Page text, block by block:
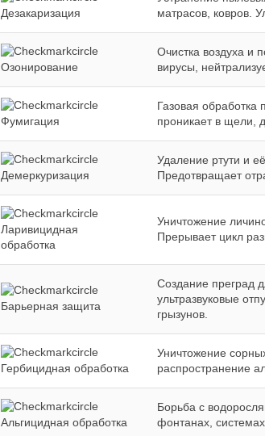
Дезакаризация
матрасов, ковров.
Озонирование
Очистка воздуха и
вирусы,
Фумигация
Газовая обработка
проникает в щели,
Демеркуризация
Удаление ртути и
Предотвращает
Ларивицидная
обработка
Уничтожение
Прерывает цикл
Барьерная защита
Создание преград
ультразвуковые
грызунов.
Гербицидная обработка
Уничтожение
распространение
Альгицидная обработка
Борьба с
фонтанах,